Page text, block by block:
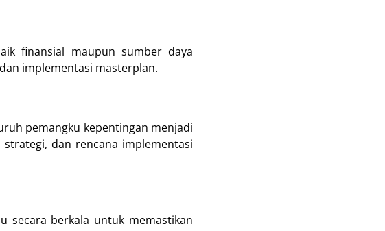
finansial maupun sumber daya
implementasi masterplan.
pemangku kepentingan menjadi
dan rencana implementasi
secara berkala untuk memastikan